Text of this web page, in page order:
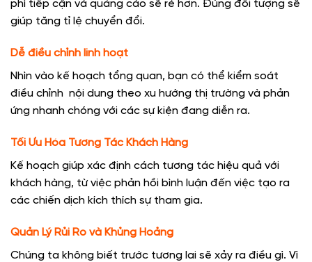
phí tiếp cận và quảng cáo sẽ rẻ hơn. Đúng đối tượng sẽ
giúp tăng tỉ lệ chuyển đổi.
Dễ điều chỉnh linh hoạt
Nhìn vào kế hoạch tổng quan, bạn có thể kiểm soát
điều chỉnh nội dung theo xu hướng thị trường và phản
ứng nhanh chóng với các sự kiện đang diễn ra.
Tối Ưu Hóa Tương Tác Khách Hàng
Kế hoạch giúp xác định cách tương tác hiệu quả với
khách hàng, từ việc phản hồi bình luận đến việc tạo ra
các chiến dịch kích thích sự tham gia.
Quản Lý Rủi Ro và Khủng Hoảng
Chúng ta không biết trước tương lai sẽ xảy ra điều gì. Vì